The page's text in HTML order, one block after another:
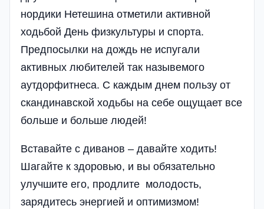
нордики Нетешина отметили активной
ходьбой День физкультуры и спорта.
Предпосылки на дождь не испугали
активных любителей так назывемого
аутдорфитнеса. С каждым днем пользу от
скандинавской ходьбы на себе ощущает все
больше и больше людей!
Вставайте с диванов – давайте ходить!
Шагайте к здоровью, и вы обязательно
улучшите его, продлите молодость,
зарядитесь энергией и оптимизмом!